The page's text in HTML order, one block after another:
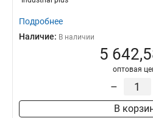
Подробнее
Наличие: В наличии
5
оптовая
–
В